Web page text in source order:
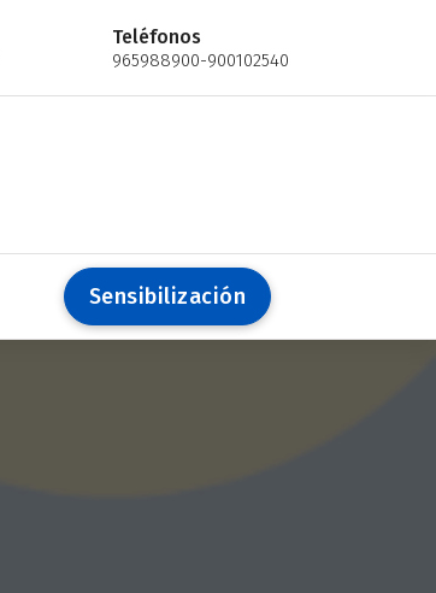
Teléfonos
965988900-900102540
Sensibilización